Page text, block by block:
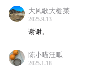
鉢＆田島征三
最後の教室
大风歌大棚菜
2025.9.13
谢谢。
陈小喵汪呱
2025.1.18